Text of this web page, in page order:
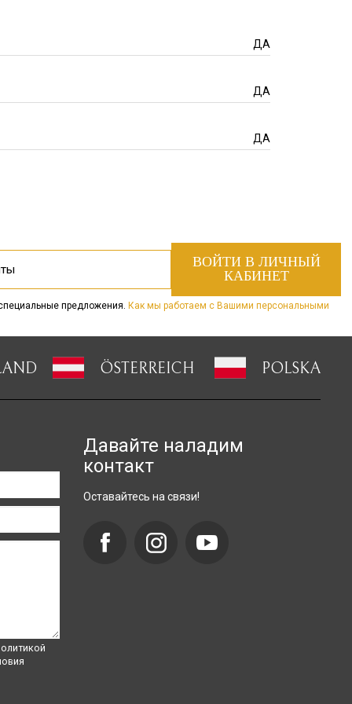
ДА
ДА
ДА
предложения. Как мы работаем с Вашими персональными
ÖSTERREICH POLSKA
Давайте наладим
контакт
Оставайтесь на связи!